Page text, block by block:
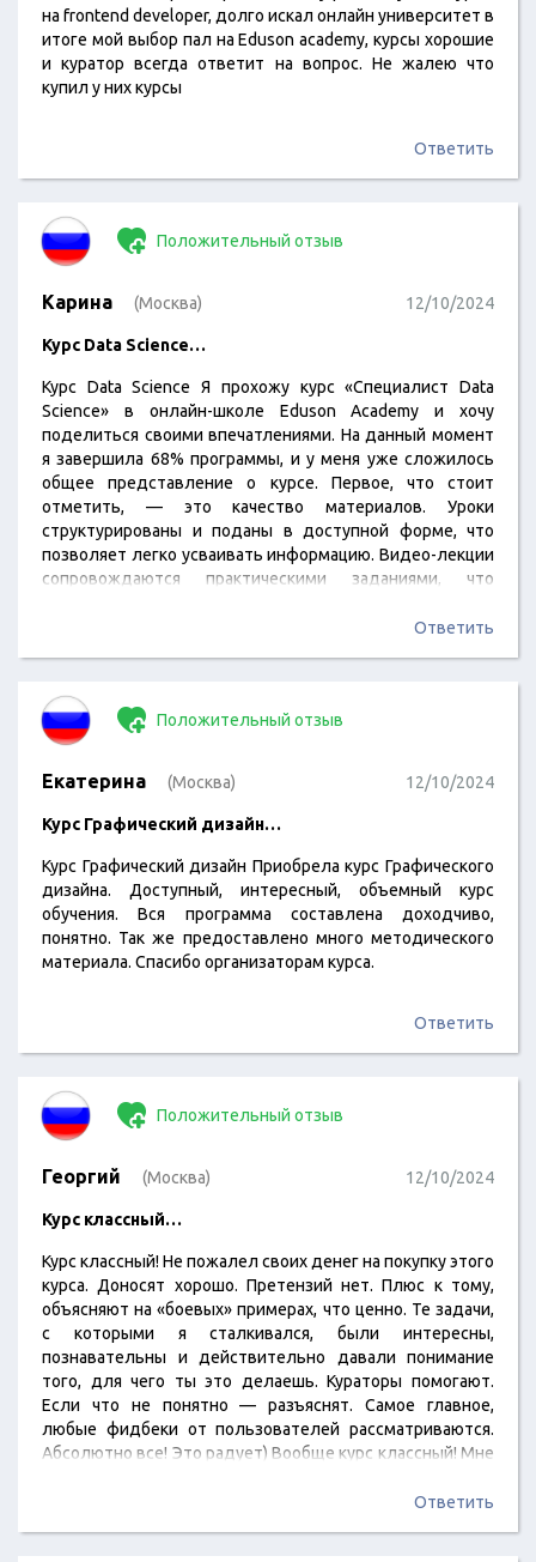
на frontend developer, долго искал онлайн университет в
итоге мой выбор пал на Eduson academy, курсы хорошие
и куратор всегда ответит на вопрос. Не жалею что
купил у них курсы
Ответить
Положительный отзыв
Карина (Москва) 12/10/2024
Курс Data Science…
Курс Data Science Я прохожу курс «Специалист Data
Science» в онлайн-школе Eduson Academy и хочу
поделиться своими впечатлениями. На данный момент
я завершила 68% программы, и у меня уже сложилось
общее представление о курсе. Первое, что стоит
отметить, — это качество материалов. Уроки
структурированы и поданы в доступной форме, что
позволяет легко усваивать информацию. Видео-лекции
сопровождаются практическими заданиями, что
Особенно понравились проекты, которые дают
статистики и программирования на Python до более
сложных аспектов машинного обучения и анализа
данных. Это создает…
Ответить
Положительный отзыв
Екатерина (Москва) 12/10/2024
Курс Графический дизайн…
Курс Графический дизайн Приобрела курс Графического
дизайна. Доступный, интересный, объемный курс
обучения. Вся программа составлена доходчиво,
понятно. Так же предоставлено много методического
материала. Спасибо организаторам курса.
Ответить
Положительный отзыв
Георгий (Москва) 12/10/2024
Курс классный…
Курс классный! Не пожалел своих денег на покупку этого
курса. Доносят хорошо. Претензий нет. Плюс к тому,
объясняют на «боевых» примерах, что ценно. Те задачи,
с которыми я сталкивался, были интересны,
познавательны и действительно давали понимание
того, для чего ты это делаешь. Кураторы помогают.
Если что не понятно — разъяснят. Самое главное,
любые фидбеки от пользователей рассматриваются.
Абсолютно все! Это радует) Вообще курс классный! Мне
Ответить